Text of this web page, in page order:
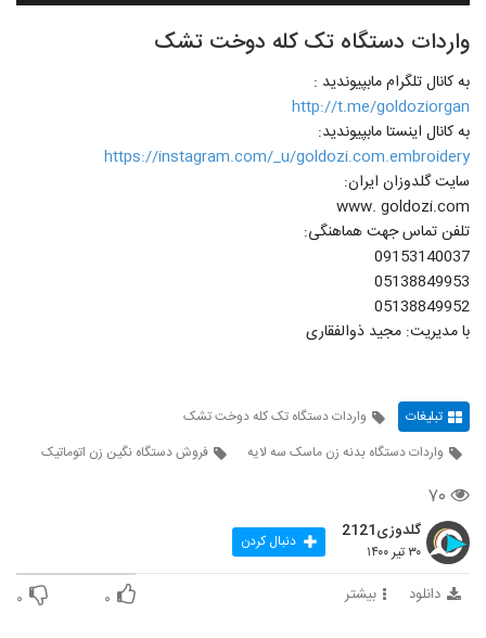
واردات دستگاه تک کله دوخت تشک
به کانال تلگرام مابپیوندید :
http://t.me/goldoziorgan
به کانال اینستا مابپیوندید:
https://instagram.com/_u/goldozi.com.embroidery
سایت گلدوزان ایران:
www. goldozi.com
تلفن تماس جهت هماهنگی:
09153140037
05138849953
05138849952
با مدیریت: مجید ذوالفقاری
تبلیغات
واردات دستگاه تک کله دوخت تشک
واردات دستگاه بدنه زن ماسک سه لایه
فروش دستگاه نگین زن اتوماتیک
۷۰
گلدوزی2121
۳۰ تیر ۱۴۰۰ دنبال کردن
دانلود بیشتر ۰ ۰